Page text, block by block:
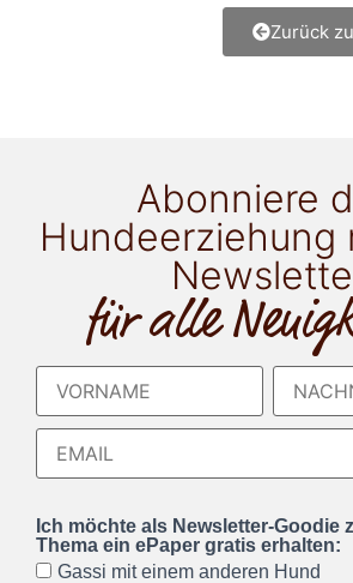
Zurück
Abonniere
Hundeerziehung
für alle
Ich möchte als Newsletter-Goodie
Thema ein ePaper gratis erhalten:
Gassi mit einem anderen Hund